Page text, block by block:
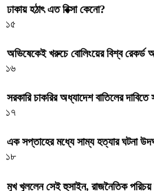
ঢাকায় হঠাৎ এত রিক্সা কেনো?
১৫
অভিষেকেই খরুচে বোলিংয়ের বিশ্ব রেকর্ড
১৬
সরকারি চাকরির অধ্যাদেশ বাতিলের দাবিতে
১৭
এক সপ্তাহের মধ্যে সাম্য হত্যার ঘটনা
১৮
মুখ খুললেন সেই হুসাইন, রাজনৈতিক পরিচয়